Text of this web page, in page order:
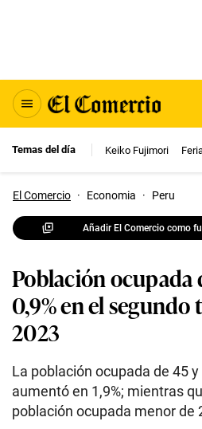
Temas del día Keiko Fujimori
El Comercio · Economia · Peru
Añadir El Comercio como
Población
0,9% en el
2023
La población ocupada de 45
aumentó en 1,9%; mientras
población ocupada menor de